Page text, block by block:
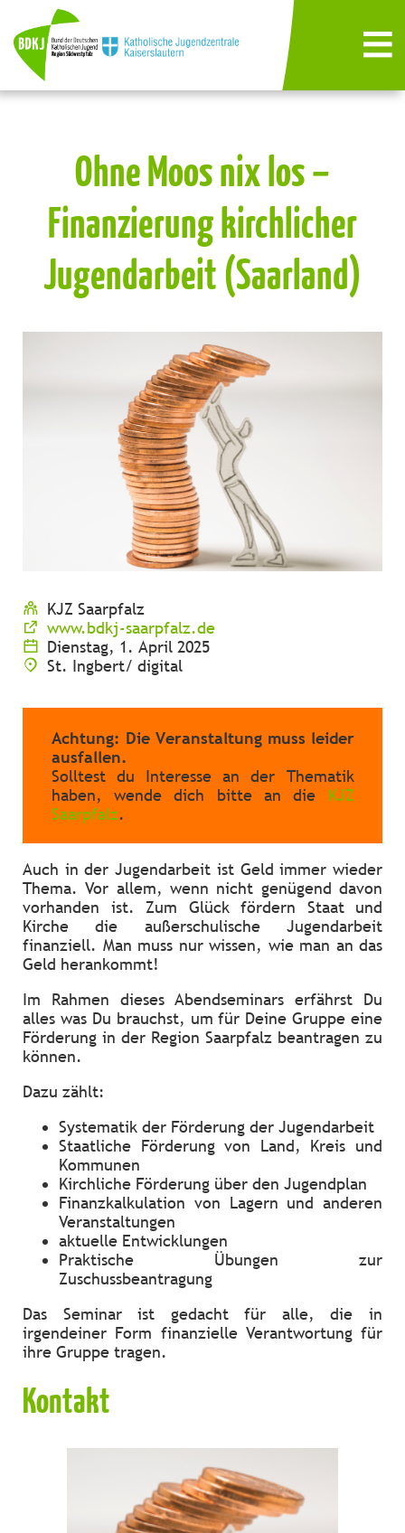
Ohne Moos nix los –
Finanzierung kirchlicher
Jugendarbeit (Saarland)
KJZ Saarpfalz
www.bdkj-saarpfalz.de
Dienstag, 1. April 2025
St. Ingbert/ digital
Achtung: Die Veranstaltung muss leider
ausfallen.
Solltest du Interesse an der Thematik
haben, wende dich bitte an die KJZ
Saarpfalz.
Auch in der Jugendarbeit ist Geld immer wieder
Thema. Vor allem, wenn nicht genügend davon
vorhanden ist. Zum Glück fördern Staat und
Kirche die außerschulische Jugendarbeit
finanziell. Man muss nur wissen, wie man an das
Geld herankommt!
Im Rahmen dieses Abendseminars erfährst Du
alles was Du brauchst, um für Deine Gruppe eine
Förderung in der Region Saarpfalz beantragen zu
können.
Dazu zählt:
Systematik der Förderung der Jugendarbeit
Staatliche Förderung von Land, Kreis und
Kommunen
Kirchliche Förderung über den Jugendplan
Finanzkalkulation von Lagern und anderen
Veranstaltungen
aktuelle Entwicklungen
Praktische Übungen zur
Zuschussbeantragung
Das Seminar ist gedacht für alle, die in
irgendeiner Form finanzielle Verantwortung für
ihre Gruppe tragen.
Kontakt